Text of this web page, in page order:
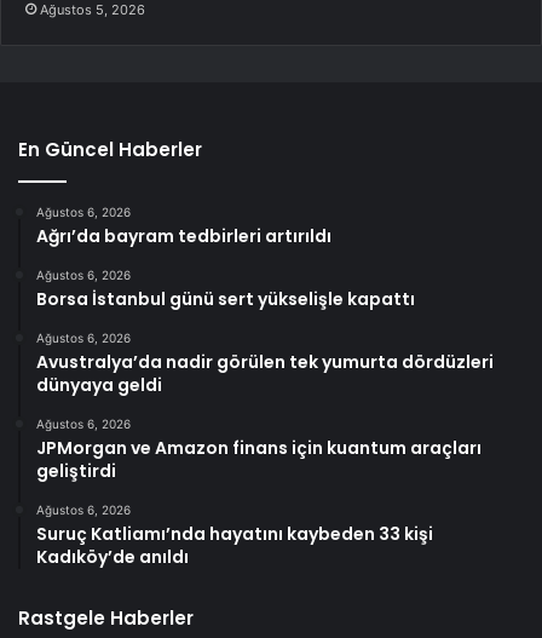
Ağustos 5, 2026
En Güncel Haberler
Ağustos 6, 2026
Ağrı’da bayram tedbirleri artırıldı
Ağustos 6, 2026
Borsa İstanbul günü sert yükselişle kapattı
Ağustos 6, 2026
Avustralya’da nadir görülen tek yumurta dördüzleri
dünyaya geldi
Ağustos 6, 2026
JPMorgan ve Amazon finans için kuantum araçları
geliştirdi
Ağustos 6, 2026
Suruç Katliamı’nda hayatını kaybeden 33 kişi
Kadıköy’de anıldı
Rastgele Haberler